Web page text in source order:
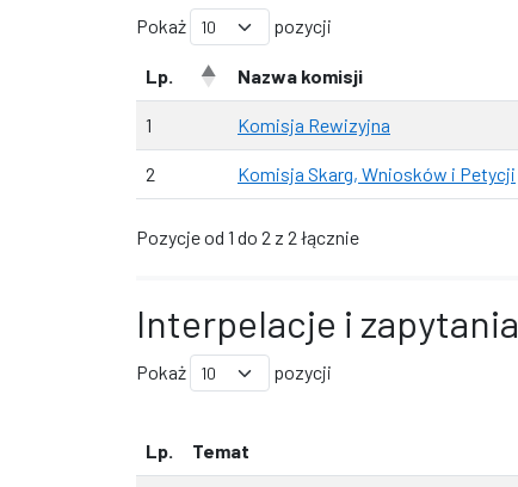
Pokaż pozycji
Lp. Nazwa komisji
1 Komisja Rewizyjna
2 Komisja Skarg, Wniosków i Petycji
Pozycje od 1 do 2 z 2 łącznie
Interpelacje i zapytania
Pokaż pozycji
Lp. Temat